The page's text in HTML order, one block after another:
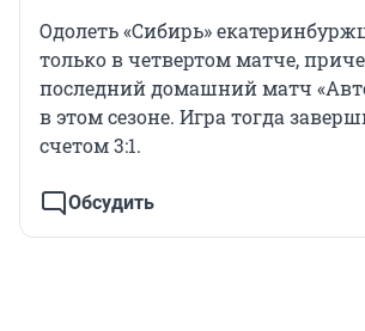
Одолеть «Сибирь»
только в четвертом матче,
последний домашний матч
в этом сезоне. Игра тогда
счетом 3:1.
Обсудить